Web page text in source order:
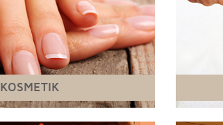
KOSMETIK